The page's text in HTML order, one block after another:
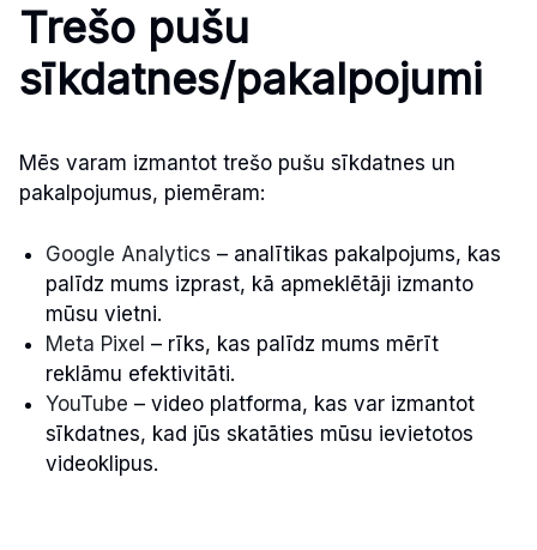
Trešo pušu
sīkdatnes/pakalpojumi
Mēs varam izmantot trešo pušu sīkdatnes un
pakalpojumus, piemēram:
Google Analytics – analītikas pakalpojums, kas
palīdz mums izprast, kā apmeklētāji izmanto
mūsu vietni.
Meta Pixel – rīks, kas palīdz mums mērīt
reklāmu efektivitāti.
YouTube – video platforma, kas var izmantot
sīkdatnes, kad jūs skatāties mūsu ievietotos
videoklipus.